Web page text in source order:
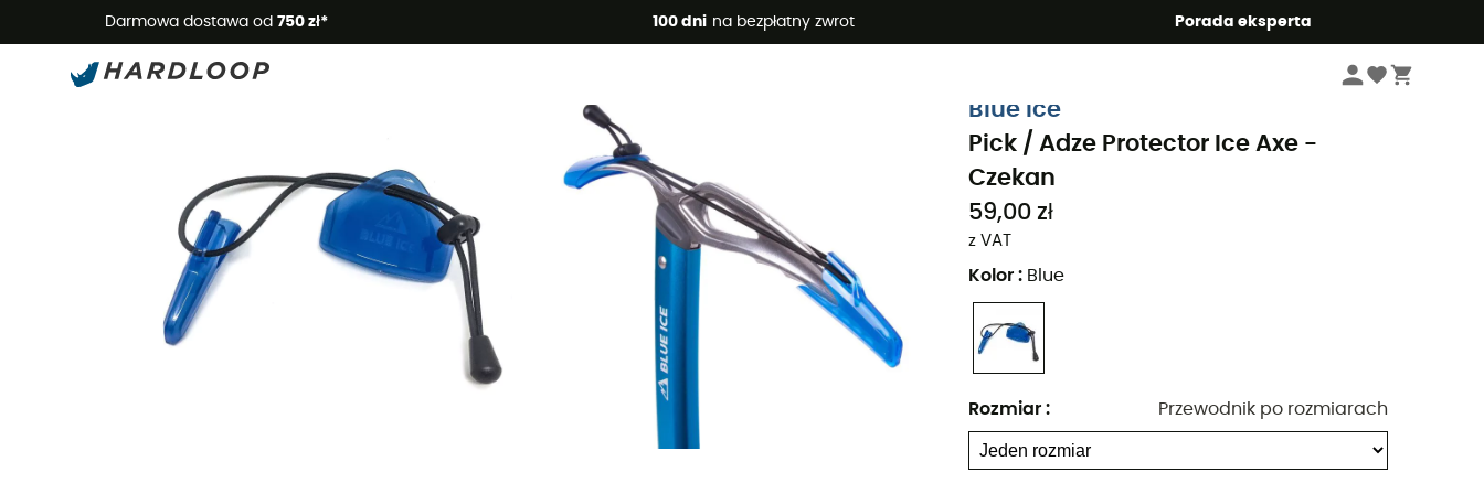
Darmowa dostawa od 750 zł* 100 dni na bezpłatny zwrot Porada eksperta
Letnie promocje 🔥 -5% DODATKOWO przy zakupie 2 produktów*, kod Summer5
Sprzęt alpinistyczny: ubrania
Blue Ice
Pick / Adze Protector Ice Axe -
Czekan
59,00 zł
z VAT
Kolor : Blue
Rozmiar : Przewodnik po rozmiarach